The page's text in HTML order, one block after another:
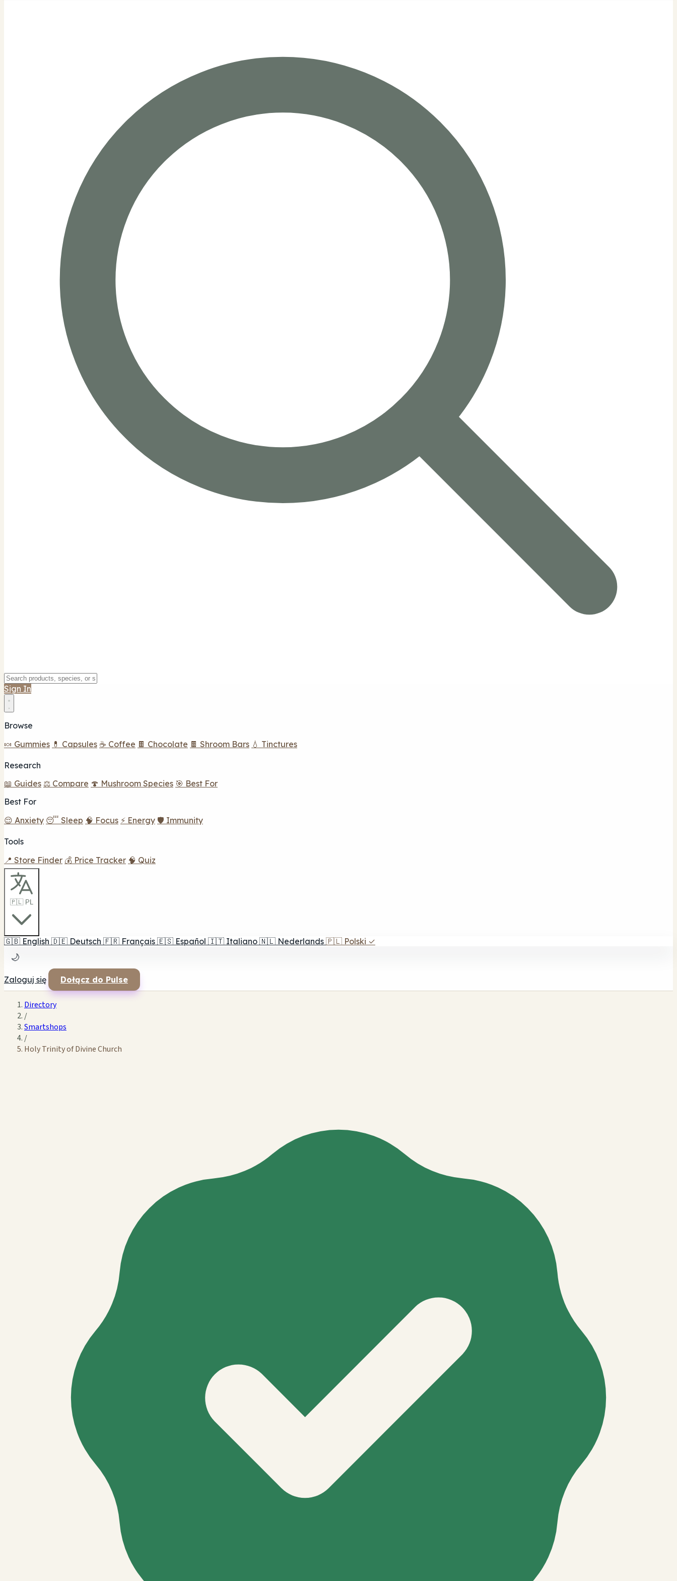
Sign In
Browse
🍬 Gummies 💊 Capsules ☕ Coffee 🍫 Chocolate 🍫 Shroom Bars 💧 Tinctures
Research
📖 Guides ⚖️ Compare 🍄 Mushroom Species 🎯 Best For
Best For
😌 Anxiety 😴 Sleep 🧠 Focus ⚡ Energy 🛡️ Immunity
Tools
📍 Store Finder 💰 Price Tracker 🧠 Quiz
🇵🇱 PL
🇬🇧 English 🇩🇪 Deutsch 🇫🇷 Français 🇪🇸 Español 🇮🇹 Italiano 🇳🇱 Nederlands 🇵🇱 Polski ✓
🌙
Zaloguj się Dołącz do Pulse
Directory
/
Smartshops
/
Holy Trinity of Divine Church